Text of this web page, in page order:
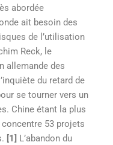
abordée
ait besoin des
de l’utilisation
Reck, le
allemande des
du retard de
se tourner vers un
Chine étant la plus
53 projets
[1] L’abandon du